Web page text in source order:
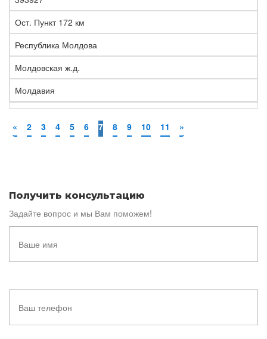
Ост. Пункт 172 км
Республика Молдова
Молдовская ж.д.
Молдавия
« 2 3 4 5 6 7 8 9 10 11 »
Получить консультацию
Задайте вопрос и мы Вам поможем!